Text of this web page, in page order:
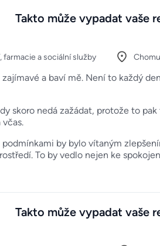
Takto může vypadat vaše
a sociální služby
a baví mě. Není to každý
skoro nedá zažádat, protože to
by bylo vítaným
To by vedlo nejen ke
Takto může vypadat vaše